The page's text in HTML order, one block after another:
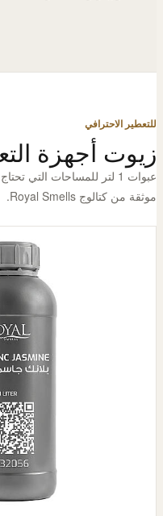
للتعطير الاحترافي
زيوت أجهزة التعطير
عبوات 1 لتر للمساحات
موثقة من كتالوج Royal Smells.